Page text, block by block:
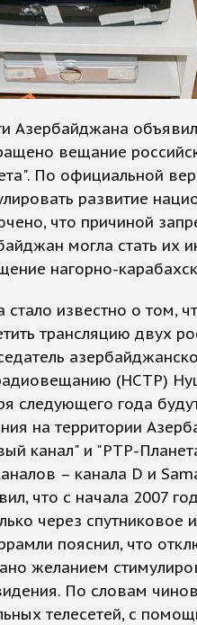
Азербайджана
вещание
По официальной
развитие
что причиной
могла стать их
нагорно-
стало известно о том,
трансляцию двух
(НСТР)
следующего года
на территории
канал" и "РТР-
– канала D и
что с начала 2007
через спутниковое
пояснил, что
желанием
По словам
телесетей, с